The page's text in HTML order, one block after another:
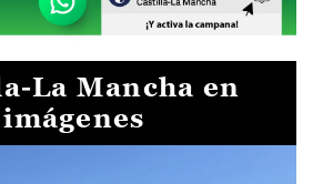
La Mancha en
imágenes